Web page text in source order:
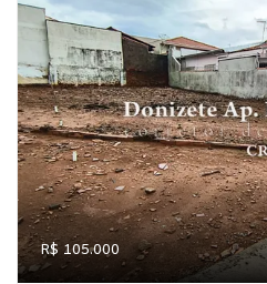
R$ 105.000